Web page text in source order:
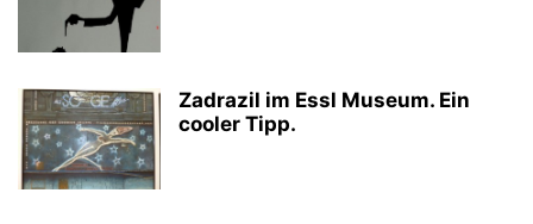
Zadrazil im Essl Museum. Ein
cooler Tipp.